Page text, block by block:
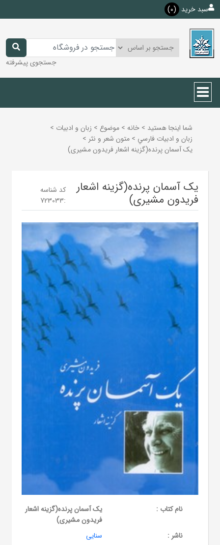
سبد خرید (0)
جستجوی پیشرفته
شما اینجا هستید > خانه > موضوع > زبان و ادبيات >
زبان و ادبيات فارسي > متون شعر و نثر >
یک آسمان پرنده(گزینه اشعار فریدون مشیری)
یک آسمان پرنده(گزینه اشعار
فریدون مشیری)
کد شناسه
:
723033
نام کتاب :
یک آسمان پرنده(گزینه اشعار
فریدون مشیری)
ناشر :
سنایی